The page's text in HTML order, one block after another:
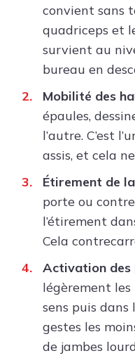
convient sans
quadriceps et
survient au
bureau en
Mobilité des
épaules,
l’autre. C’est
assis, et cela
Étirement de
porte ou
l’étirement
Cela
Activation des
légèrement les
sens puis dans
gestes les
de jambes